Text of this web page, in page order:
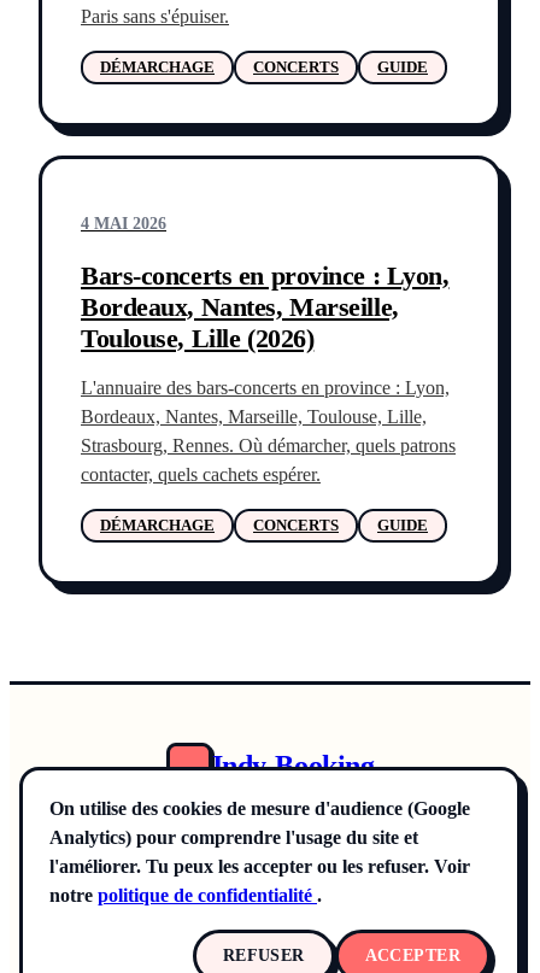
Paris sans s'épuiser.
DÉMARCHAGE CONCERTS GUIDE
4 MAI 2026
Bars-concerts en province : Lyon,
Bordeaux, Nantes, Marseille,
Toulouse, Lille (2026)
L'annuaire des bars-concerts en province : Lyon,
Bordeaux, Nantes, Marseille, Toulouse, Lille,
Strasbourg, Rennes. Où démarcher, quels patrons
contacter, quels cachets espérer.
DÉMARCHAGE CONCERTS GUIDE
Indy-Booking
Annuaire
Offre Pro
La Méthode
Blog
CGV
Mentions légales
Confidentialité
Contact
On utilise des cookies de mesure d'audience (Google
Analytics) pour comprendre l'usage du site et
l'améliorer. Tu peux les accepter ou les refuser. Voir
notre politique de confidentialité .
REFUSER ACCEPTER